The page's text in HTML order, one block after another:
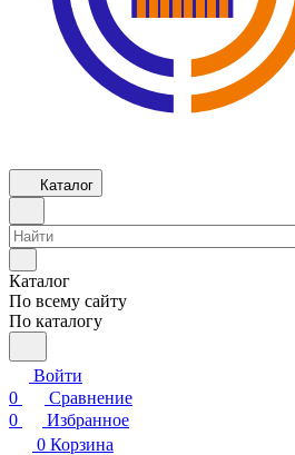
Каталог
Каталог
По всему сайту
По каталогу
Войти
0
Сравнение
0
Избранное
0 Корзина